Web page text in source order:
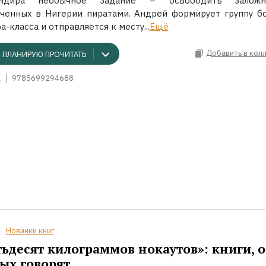
в Нигерии пиратами. Андрей формирует группу
класса и отправляется к месту...Ещё
ПЛАНИРУЮ ПРОЧИТАТЬ Добавить в
9785699294688
Новинки книг
килограммов нокаутов»: книги, о